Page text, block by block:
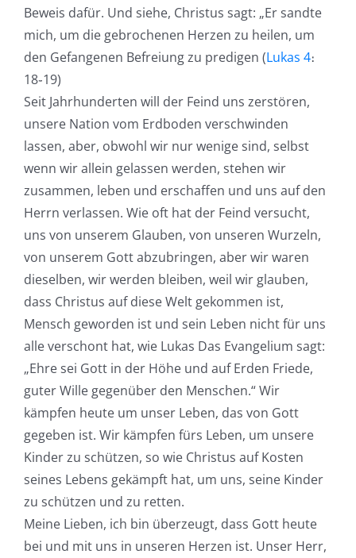
Beweis dafür. Und siehe, Christus sagt: „Er sandte
mich, um die gebrochenen Herzen zu heilen, um
den Gefangenen Befreiung zu predigen (Lukas 4։
18֊19)
Seit Jahrhunderten will der Feind uns zerstören,
unsere Nation vom Erdboden verschwinden
lassen, aber, obwohl wir nur wenige sind, selbst
wenn wir allein gelassen werden, stehen wir
zusammen, leben und erschaffen und uns auf den
Herrn verlassen. Wie oft hat der Feind versucht,
uns von unserem Glauben, von unseren Wurzeln,
von unserem Gott abzubringen, aber wir waren
dieselben, wir werden bleiben, weil wir glauben,
dass Christus auf diese Welt gekommen ist,
Mensch geworden ist und sein Leben nicht für uns
alle verschont hat, wie Lukas Das Evangelium sagt:
„Ehre sei Gott in der Höhe und auf Erden Friede,
guter Wille gegenüber den Menschen.“ Wir
kämpfen heute um unser Leben, das von Gott
gegeben ist. Wir kämpfen fürs Leben, um unsere
Kinder zu schützen, so wie Christus auf Kosten
seines Lebens gekämpft hat, um uns, seine Kinder
zu schützen und zu retten.
Meine Lieben, ich bin überzeugt, dass Gott heute
bei und mit uns in unseren Herzen ist. Unser Herr,